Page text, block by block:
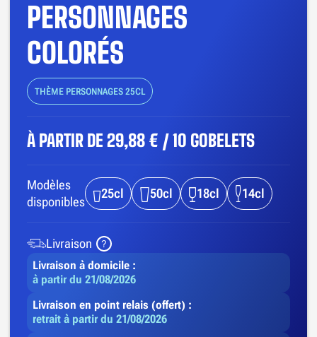
PERSONNAGES
COLORÉS
THÈME PERSONNAGES 25CL
À PARTIR DE 29,88 € / 10 GOBELETS
Modèles
disponibles
25cl 50cl 18cl 14cl
Livraison
Livraison à domicile :
à partir du 21/08/2026
Livraison en point relais (offert) :
retrait à partir du 21/08/2026